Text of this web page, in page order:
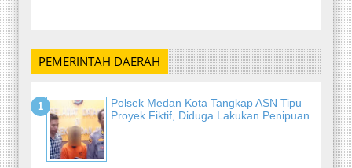
-
PEMERINTAH DAERAH
Polsek Medan Kota Tangkap ASN Tipu
Proyek Fiktif, Diduga Lakukan Penipuan